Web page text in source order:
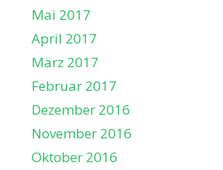
Mai 2017
April 2017
März 2017
Februar 2017
Dezember 2016
November 2016
Oktober 2016